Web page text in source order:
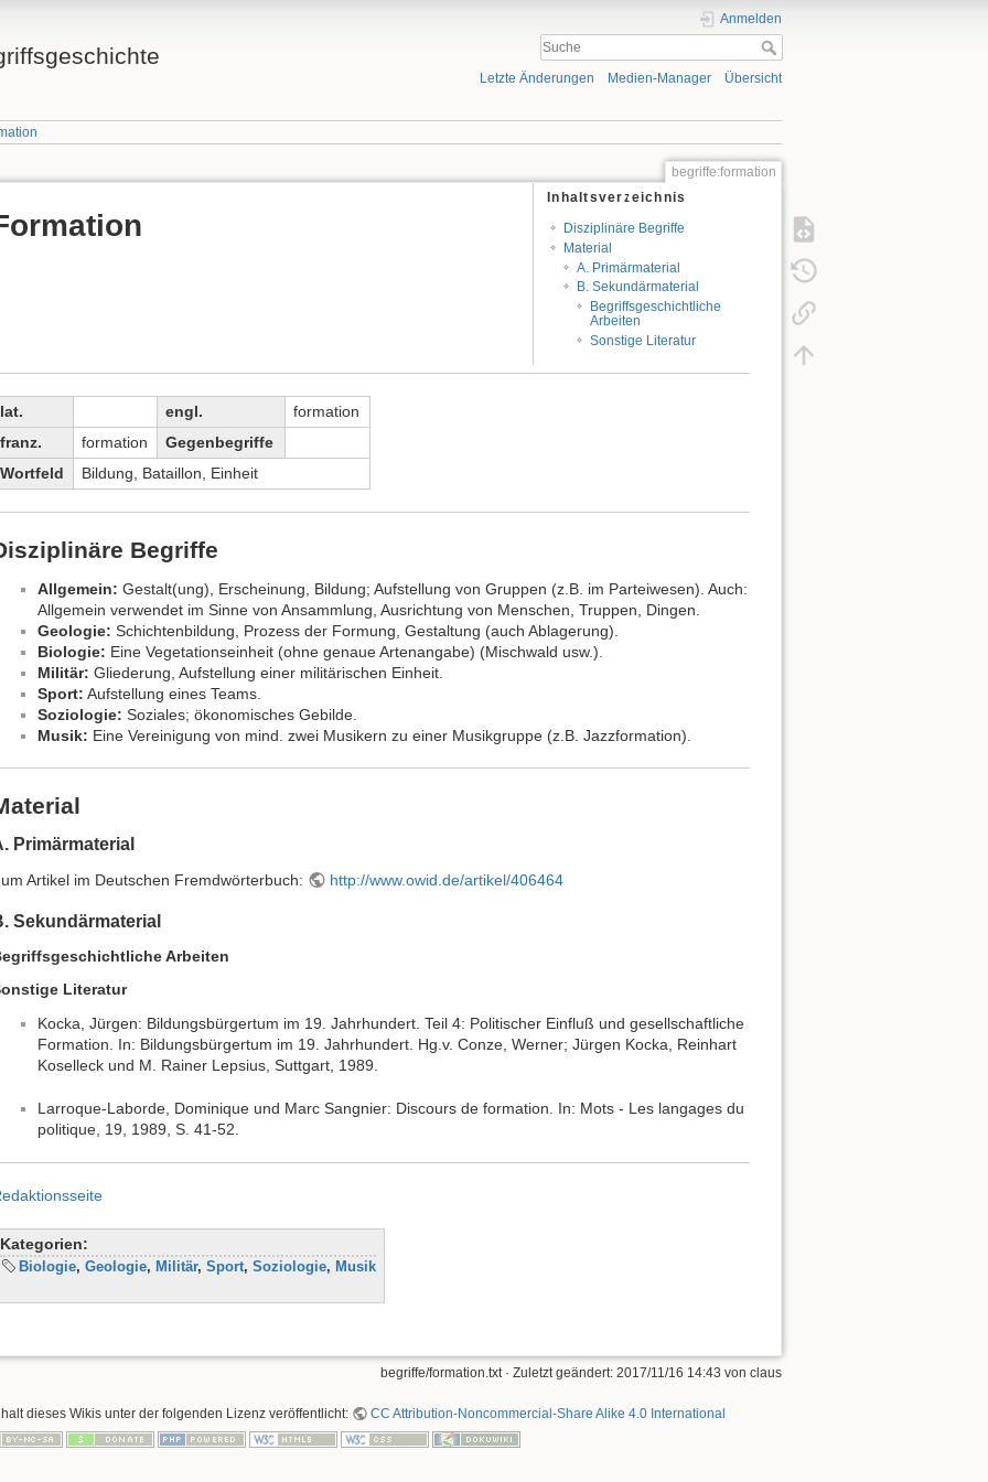
Anmelden
Letzte Änderungen Medien-Manager Übersicht
begriffe:formation
Inhaltsverzeichnis
Disziplinäre Begriffe
Material
A. Primärmaterial
B. Sekundärmaterial
Begriffsgeschichtliche
Arbeiten
Sonstige Literatur
lat. engl.
formation
franz.
formation
Gegenbegriffe
Wortfeld
Bildung, Bataillon, Einheit
Begriffe
Allgemein: Gestalt(ung), Erscheinung, Bildung; Aufstellung von Gruppen (z.B. im Parteiwesen). Auch:
Allgemein verwendet im Sinne von Ansammlung, Ausrichtung von Menschen, Truppen, Dingen.
Geologie: Schichtenbildung, Prozess der Formung, Gestaltung (auch Ablagerung).
Biologie: Eine Vegetationseinheit (ohne genaue Artenangabe) (Mischwald usw.).
Militär: Gliederung, Aufstellung einer militärischen Einheit.
Sport: Aufstellung eines Teams.
Soziologie: Soziales; ökonomisches Gebilde.
Musik: Eine Vereinigung von mind. zwei Musikern zu einer Musikgruppe (z.B. Jazzformation).
Primärmaterial
Artikel im Deutschen Fremdwörterbuch: http://www.owid.de/artikel/406464
Sekundärmaterial
Arbeiten
Literatur
Kocka, Jürgen: Bildungsbürgertum im 19. Jahrhundert. Teil 4: Politischer Einfluß und gesellschaftliche
Formation. In: Bildungsbürgertum im 19. Jahrhundert. Hg.v. Conze, Werner; Jürgen Kocka, Reinhart
Koselleck und M. Rainer Lepsius, Suttgart, 1989.
Larroque-Laborde, Dominique und Marc Sangnier: Discours de formation. In: Mots - Les langages du
politique, 19, 1989, S. 41-52.
Kategorien:
Biologie, Geologie, Militär, Sport, Soziologie, Musik
begriffe/formation.txt· Zuletzt geändert: 2017/11/16 14:43 von claus
dieses Wikis unter der folgenden Lizenz veröffentlicht: CC Attribution-Noncommercial-Share Alike 4.0 International